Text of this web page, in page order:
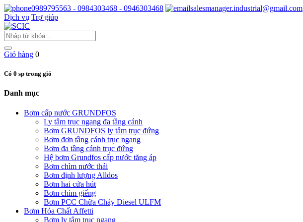
0989795563 - 0984303468 - 0946303468
salesmanager.industrial@gmail.com
Dịch vụ Trợ giúp
Giỏ hàng 0
Có 0 sp trong giỏ
Danh mục
Bơm cấp nước GRUNDFOS
Ly tâm trục ngang đa tầng cánh
Bơm GRUNDFOS ly tâm trục đứng
Bơm đơn tầng cánh trục ngang
Bơm đa tầng cánh trục đứng
Hệ bơm Grundfos cấp nước tăng áp
Bơm chìm nước thải
Bơm định lượng Alldos
Bơm hai cửa hút
Bơm chìm giếng
Bơm PCC Chữa Cháy Diesel ULFM
Bơm Hóa Chất Affetti
Bơm ly tâm trục ngang